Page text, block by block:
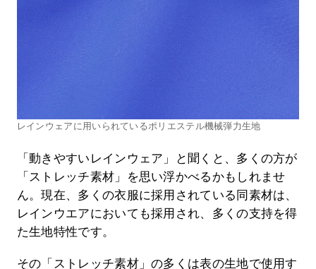
レインウェアに用いられているポリエステル機械弾力生地
「動きやすいレインウェア」と聞くと、多くの方が
「ストレッチ素材」を思い浮かべるかもしれませ
ん。現在、多くの衣服に採用されている同素材は、
レインウエアにおいても採用され、多くの支持を得
た生地特性です。
その「ストレッチ素材」の多くは表の生地で使用す